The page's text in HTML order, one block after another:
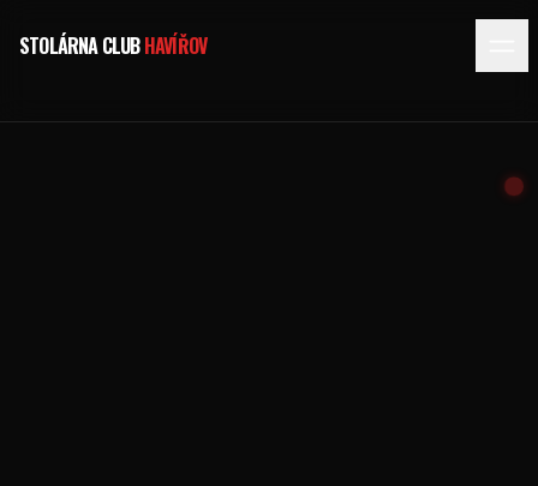
STOLÁRNA CLUBHAVÍŘOV